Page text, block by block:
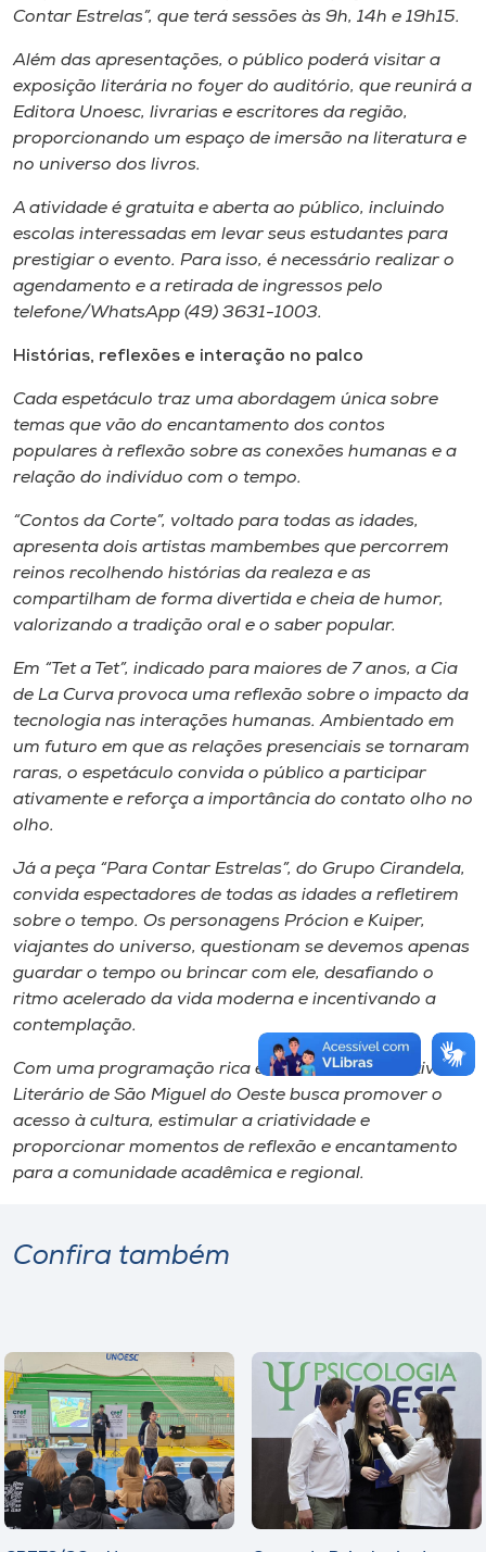
Contar Estrelas”, que terá sessões às 9h, 14h e 19h15.
Além das apresentações, o público poderá visitar a
exposição literária no foyer do auditório, que reunirá a
Editora Unoesc, livrarias e escritores da região,
proporcionando um espaço de imersão na literatura e
no universo dos livros.
A atividade é gratuita e aberta ao público, incluindo
escolas interessadas em levar seus estudantes para
prestigiar o evento. Para isso, é necessário realizar o
agendamento e a retirada de ingressos pelo
telefone/WhatsApp (49) 3631-1003.
Histórias, reflexões e interação no palco
Cada espetáculo traz uma abordagem única sobre
temas que vão do encantamento dos contos
populares à reflexão sobre as conexões humanas e a
relação do indivíduo com o tempo.
“Contos da Corte”, voltado para todas as idades,
apresenta dois artistas mambembes que percorrem
reinos recolhendo histórias da realeza e as
compartilham de forma divertida e cheia de humor,
valorizando a tradição oral e o saber popular.
Em “Tet a Tet”, indicado para maiores de 7 anos, a Cia
de La Curva provoca uma reflexão sobre o impacto da
tecnologia nas interações humanas. Ambientado em
um futuro em que as relações presenciais se tornaram
raras, o espetáculo convida o público a participar
ativamente e reforça a importância do contato olho no
olho.
Já a peça “Para Contar Estrelas”, do Grupo Cirandela,
convida espectadores de todas as idades a refletirem
sobre o tempo. Os personagens Prócion e Kuiper,
viajantes do universo, questionam se devemos apenas
guardar o tempo ou brincar com ele, desafiando o
ritmo acelerado da vida moderna e incentivando a
contemplação.
Com uma programação rica e envolvente, o Festival
Literário de São Miguel do Oeste busca promover o
acesso à cultura, estimular a criatividade e
proporcionar momentos de reflexão e encantamento
para a comunidade acadêmica e regional.
Confira também